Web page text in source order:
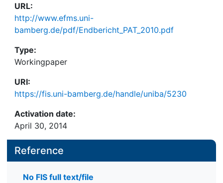
URL:
http://www.efms.uni-
bamberg.de/pdf/Endbericht_PAT_2010.pdf
Type:
Workingpaper
URI:
https://fis.uni-bamberg.de/handle/uniba/5230
Activation date:
April 30, 2014
Reference
No FIS full text/file